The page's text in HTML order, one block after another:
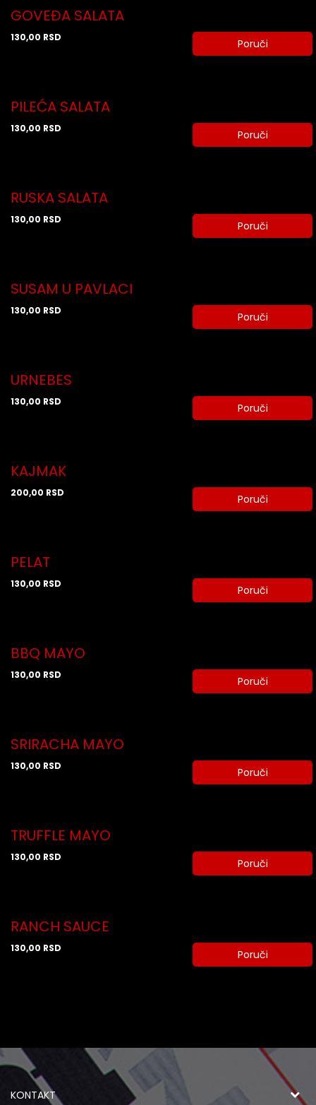
GOVEĐA SALATA
130,00 RSD Poruči
PILEĆA SALATA
130,00 RSD Poruči
RUSKA SALATA
130,00 RSD Poruči
SUSAM U PAVLACI
130,00 RSD Poruči
URNEBES
130,00 RSD Poruči
KAJMAK
200,00 RSD Poruči
PELAT
130,00 RSD Poruči
BBQ MAYO
130,00 RSD Poruči
SRIRACHA MAYO
130,00 RSD Poruči
TRUFFLE MAYO
130,00 RSD Poruči
RANCH SAUCE
130,00 RSD Poruči
KONTAKT